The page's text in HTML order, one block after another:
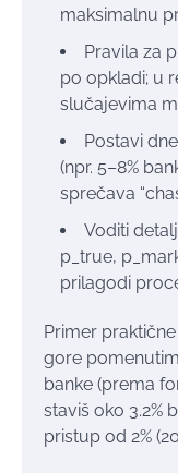
maksimalnu
Pravila za
po opkladi; u
slučajevima
Postavi
(npr. 5–8%
sprečava
Voditi
p_true,
prilagodi
Primer
gore
banke (prema
staviš oko 3.2%
pristup od 2%